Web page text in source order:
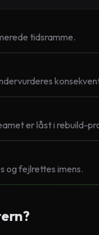
tidsramme.
er låst i rebuild-
og fejlrettes imens.